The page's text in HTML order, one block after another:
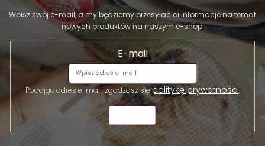
Wpisz swój e-mail, a my będziemy przesyłać ci informacje na temat
nowych produktów na naszym e-shop.
E-mail
Podając adres e-mail, zgadzasz siępolitykę prywatności.